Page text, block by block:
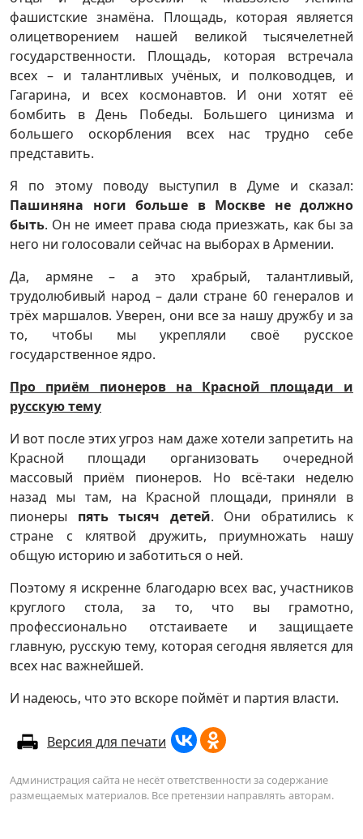
фашистские знамёна. Площадь, которая является
олицетворением нашей великой тысячелетней
государственности. Площадь, которая встречала
всех – и талантливых учёных, и полководцев, и
Гагарина, и всех космонавтов. И они хотят её
бомбить в День Победы. Большего цинизма и
большего оскорбления всех нас трудно себе
представить.
Я по этому поводу выступил в Думе и сказал:
Пашиняна ноги больше в Москве не должно
быть. Он не имеет права сюда приезжать, как бы за
него ни голосовали сейчас на выборах в Армении.
Да, армяне – а это храбрый, талантливый,
трудолюбивый народ – дали стране 60 генералов и
трёх маршалов. Уверен, они все за нашу дружбу и за
то, чтобы мы укрепляли своё русское
государственное ядро.
Про приём пионеров на Красной площади и
русскую тему
И вот после этих угроз нам даже хотели запретить на
Красной площади организовать очередной
массовый приём пионеров. Но всё-таки неделю
назад мы там, на Красной площади, приняли в
пионеры пять тысяч детей. Они обратились к
стране с клятвой дружить, приумножать нашу
общую историю и заботиться о ней.
Поэтому я искренне благодарю всех вас, участников
круглого стола, за то, что вы грамотно,
профессионально отстаиваете и защищаете
главную, русскую тему, которая сегодня является для
всех нас важнейшей.
И надеюсь, что это вскоре поймёт и партия власти.
Версия для печати
Администрация сайта не несёт ответственности за содержание
размещаемых материалов. Все претензии направлять авторам.